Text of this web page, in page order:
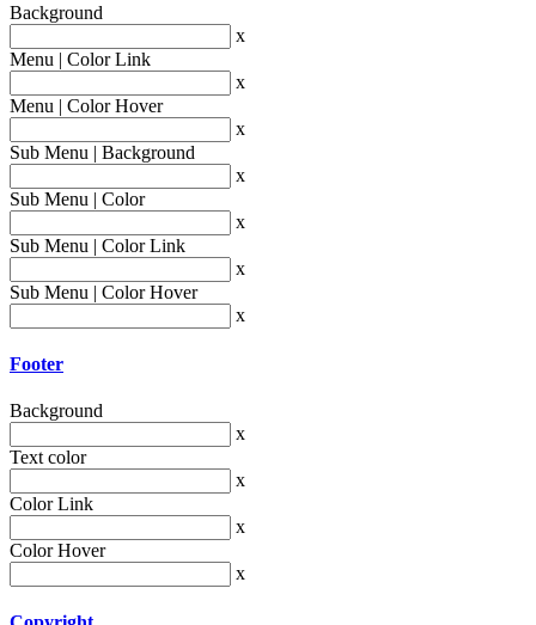
Background
x
Menu | Color Link
x
Menu | Color Hover
x
Sub Menu | Background
x
Sub Menu | Color
x
Sub Menu | Color Link
x
Sub Menu | Color Hover
x
Footer
Background
x
Text color
x
Color Link
x
Color Hover
x